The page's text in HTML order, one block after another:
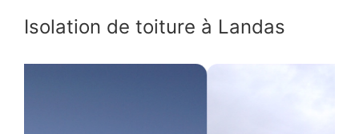
Isolation de toiture à Landas